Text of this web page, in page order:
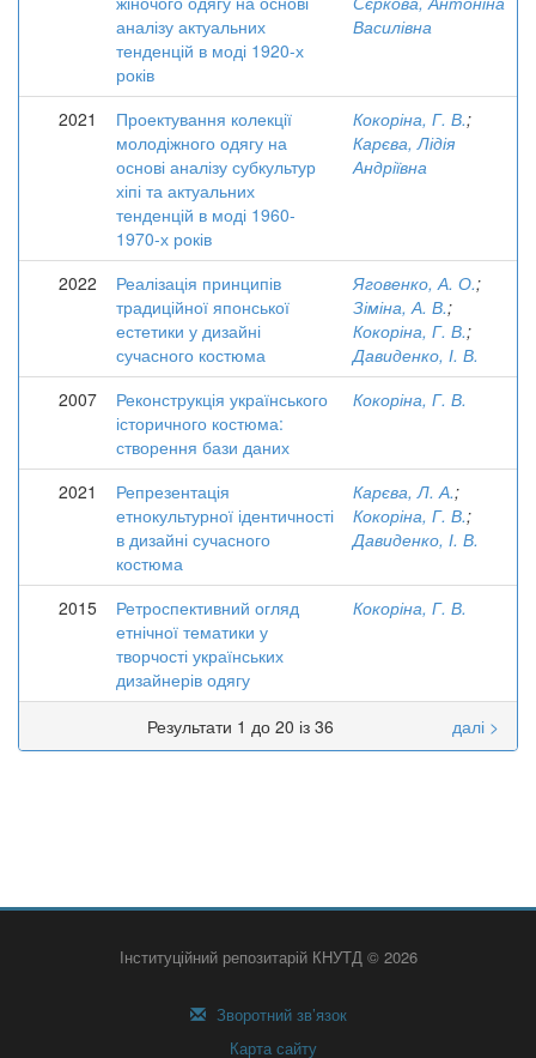
аналізу актуальних
тенденцій в моді 1920-х
років
Василівна
2021
Проектування колекції
молодіжного одягу на
основі аналізу субкультур
хіпі та актуальних
тенденцій в моді 1960-
1970-х років
Кокоріна, Г. В.;
Карєва, Лідія
Андріївна
2022
Реалізація принципів
традиційної японської
естетики у дизайні
сучасного костюма
Яговенко, А. О.;
Зіміна, А. В.;
Кокоріна, Г. В.;
Давиденко, І. В.
2007
Реконструкція українського
історичного костюма:
створення бази даних
Кокоріна, Г. В.
2021
Репрезентація
етнокультурної ідентичності
в дизайні сучасного
костюма
Карєва, Л. А.;
Кокоріна, Г. В.;
Давиденко, І. В.
2015
Ретроспективний огляд
етнічної тематики у
творчості українських
дизайнерів одягу
Кокоріна, Г. В.
Результати 1 до 20 із 36 далі >
Інституційний репозитарій КНУТД © 2026
Зворотний зв’язок
Карта сайту